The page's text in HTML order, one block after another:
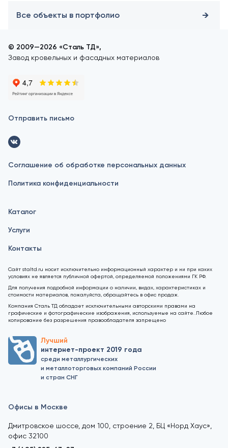
Все объекты в портфолио
© 2009—2026 «Сталь ТД»,
Завод кровельных и фасадных материалов
Отправить письмо
Соглашение об обработке персональных данных
Политика конфиденциальности
Каталог
Услуги
Контакты
Сайт staltd.ru носит исключительно информационный характер и ни при каких
условиях не является публичной офертой, определяемой положениями ГК РФ.
Для получения подробной информации о наличии, видах, характеристиках и
стоимости материалов, пожалуйста, обращайтесь в офис продаж.
Компания Сталь ТД обладает исключительными авторскими правами на
графические и фотографические изображения, используемые на сайте. Любое
копирование без разрешения правообладателя запрещено
Лучший
интернет-проект 2019 года
среди металлургических
и металлоторговых компаний России
и стран СНГ
Офисы в Москве
Дмитровское шоссе, дом 100, строение 2, БЦ «Норд Хаус»,
офис 32100